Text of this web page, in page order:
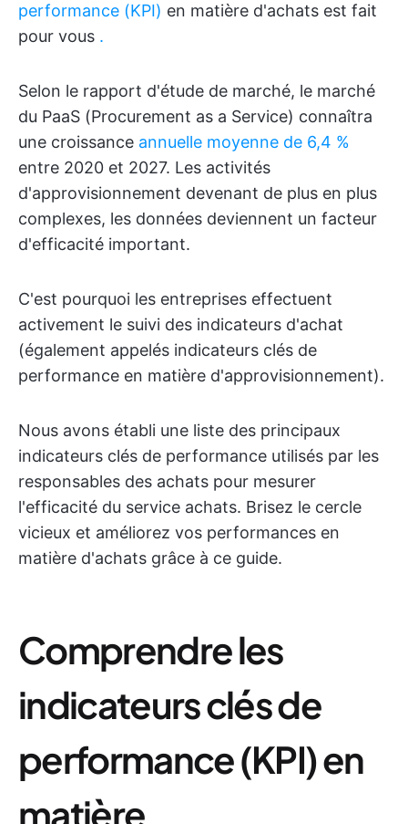
performance (KPI) en matière d'achats est fait
pour vous .
Selon le rapport d'étude de marché, le marché
du PaaS (Procurement as a Service) connaîtra
une croissance annuelle moyenne de 6,4 %
entre 2020 et 2027. Les activités
d'approvisionnement devenant de plus en plus
complexes, les données deviennent un facteur
d'efficacité important.
C'est pourquoi les entreprises effectuent
activement le suivi des indicateurs d'achat
(également appelés indicateurs clés de
performance en matière d'approvisionnement).
Nous avons établi une liste des principaux
indicateurs clés de performance utilisés par les
responsables des achats pour mesurer
l'efficacité du service achats. Brisez le cercle
vicieux et améliorez vos performances en
matière d'achats grâce à ce guide.
Comprendre les
indicateurs clés de
performance (KPI) en
matière